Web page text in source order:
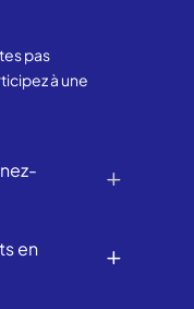
pas
à une
en